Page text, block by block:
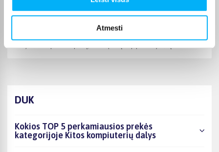
Atmesti
Kokybiškai supakuota prekę, termo pastą taip pat kokybišką
DUK
Kokios TOP 5 perkamiausios prekės
kategorijoje Kitos kompiuterių dalys